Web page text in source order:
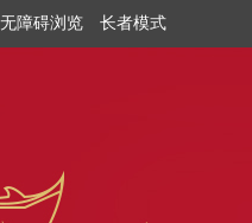
无障碍浏览 长者模式